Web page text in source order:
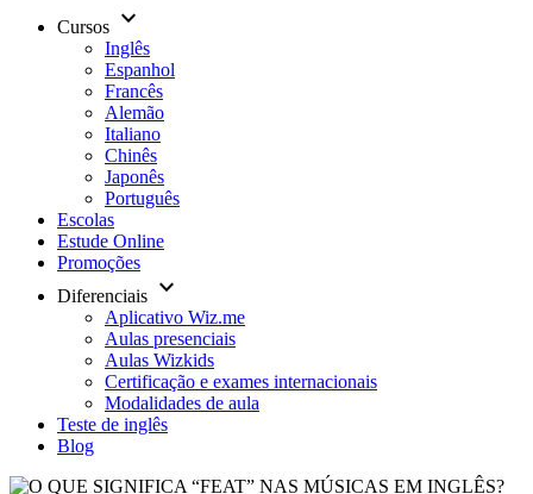
Cursos keyboard_arrow_down
Inglês
Espanhol
Francês
Alemão
Italiano
Chinês
Japonês
Português
Escolas
Estude Online
Promoções
Diferenciais keyboard_arrow_down
Aplicativo Wiz.me
Aulas presenciais
Aulas Wizkids
Certificação e exames internacionais
Modalidades de aula
Teste de inglês
Blog